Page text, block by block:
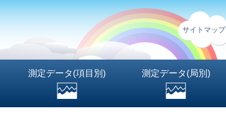
サイトマップ
測定データ(項目別) 測定データ(局別)